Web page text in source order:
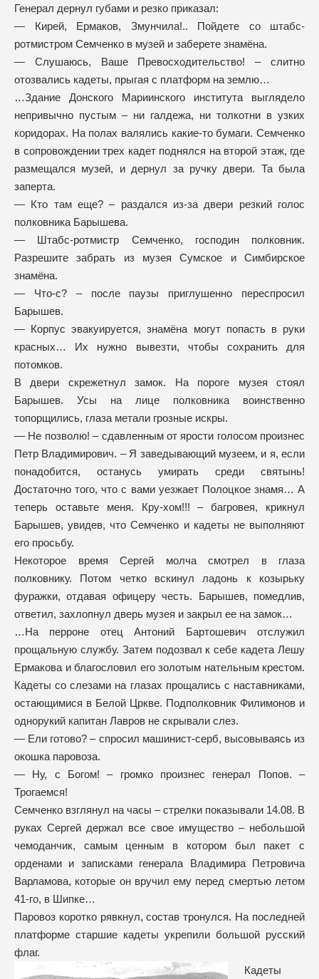
Генерал дернул губами и резко приказал:
— Кирей, Ермаков, Змунчила!.. Пойдете со штабс-
ротмистром Семченко в музей и заберете знамёна.
— Слушаюсь, Ваше Превосходительство! – слитно
отозвались кадеты, прыгая с платформ на землю…
…Здание Донского Мариинского института выглядело
непривычно пустым – ни галдежа, ни толкотни в узких
коридорах. На полах валялись какие-то бумаги. Семченко
в сопровождении трех кадет поднялся на второй этаж, где
размещался музей, и дернул за ручку двери. Та была
заперта.
— Кто там еще? – раздался из-за двери резкий голос
полковника Барышева.
— Штабс-ротмистр Семченко, господин полковник.
Разрешите забрать из музея Сумское и Симбирское
знамёна.
— Что-с? – после паузы приглушенно переспросил
Барышев.
— Корпус эвакуируется, знамёна могут попасть в руки
красных… Их нужно вывезти, чтобы сохранить для
потомков.
В двери скрежетнул замок. На пороге музея стоял
Барышев. Усы на лице полковника воинственно
топорщились, глаза метали грозные искры.
— Не позволю! – сдавленным от ярости голосом произнес
Петр Владимирович. – Я заведывающий музеем, и я, если
понадобится, останусь умирать среди святынь!
Достаточно того, что с вами уезжает Полоцкое знамя… А
теперь оставьте меня. Кру-хом!!! – багровея, крикнул
Барышев, увидев, что Семченко и кадеты не выполняют
его просьбу.
Некоторое время Сергей молча смотрел в глаза
полковнику. Потом четко вскинул ладонь к козырьку
фуражки, отдавая офицеру честь. Барышев, помедлив,
ответил, захлопнул дверь музея и закрыл ее на замок…
…На перроне отец Антоний Бартошевич отслужил
прощальную службу. Затем подозвал к себе кадета Лешу
Ермакова и благословил его золотым нательным крестом.
Кадеты со слезами на глазах прощались с наставниками,
остающимися в Белой Цркве. Подполковник Филимонов и
однорукий капитан Лавров не скрывали слез.
— Ели готово? – спросил машинист-серб, высовываясь из
окошка паровоза.
— Ну, с Богом! – громко произнес генерал Попов. –
Трогаемся!
Семченко взглянул на часы – стрелки показывали 14.08. В
руках Сергей держал все свое имущество – небольшой
чемоданчик, самым ценным в котором был пакет с
орденами и записками генерала Владимира Петровича
Варламова, которые он вручил ему перед смертью летом
41-го, в Шипке…
Паровоз коротко рявкнул, состав тронулся. На последней
платформе старшие кадеты укрепили большой русский
флаг.
Кадеты